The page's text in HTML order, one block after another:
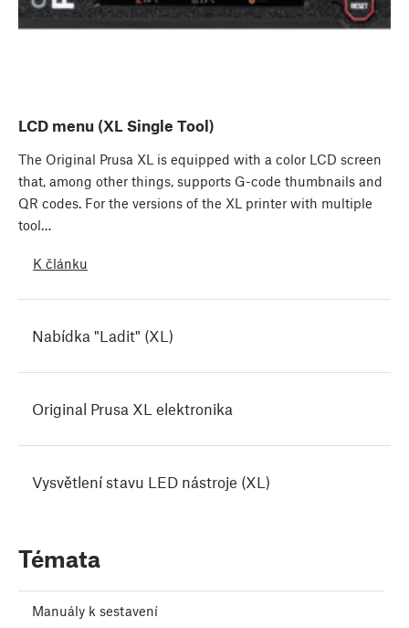
LCD menu (XL Single Tool)
The Original Prusa XL is equipped with a color LCD screen
that, among other things, supports G-code thumbnails and
QR codes. For the versions of the XL printer with multiple
tool…
K článku
Nabídka "Ladit" (XL)
Original Prusa XL elektronika
Vysvětlení stavu LED nástroje (XL)
Témata
Manuály k sestavení